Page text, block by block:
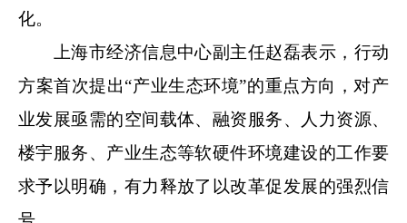
化。
上海市经济信息中心副主任赵磊表示，行动
方案首次提出“产业生态环境”的重点方向，对产
业发展亟需的空间载体、融资服务、人力资源、
楼宇服务、产业生态等软硬件环境建设的工作要
求予以明确，有力释放了以改革促发展的强烈信